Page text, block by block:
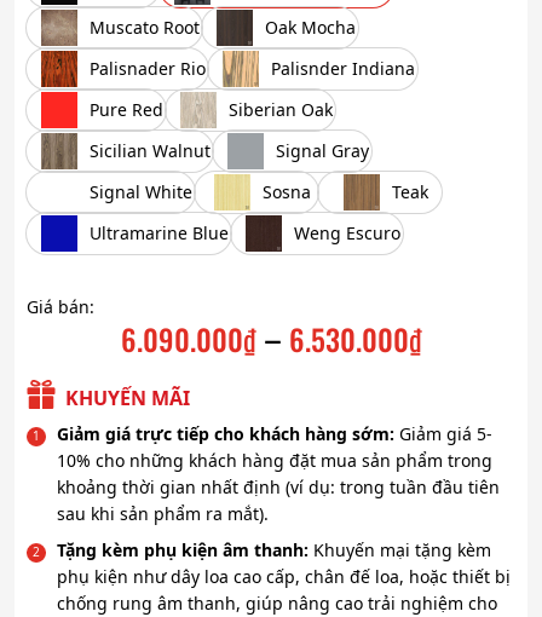
Muscato Root
Oak Mocha
Palisnader Rio
Palisnder Indiana
Pure Red
Siberian Oak
Sicilian Walnut
Signal Gray
Signal White
Sosna
Teak
Ultramarine Blue
Weng Escuro
Giá bán:
6.090.000₫ – 6.530.000₫
Khoảng
từ
6.090.000₫
đến
6.530.000₫
KHUYẾN MÃI
Giảm giá trực tiếp cho khách hàng sớm: Giảm giá 5-
10% cho những khách hàng đặt mua sản phẩm trong
khoảng thời gian nhất định (ví dụ: trong tuần đầu tiên
sau khi sản phẩm ra mắt).
Tặng kèm phụ kiện âm thanh: Khuyến mại tặng kèm
phụ kiện như dây loa cao cấp, chân đế loa, hoặc thiết bị
chống rung âm thanh, giúp nâng cao trải nghiệm cho